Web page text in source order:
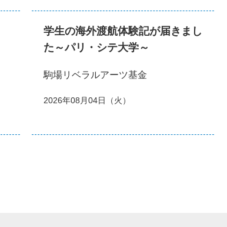
学生の海外渡航体験記が届きまし
た～パリ・シテ大学～
駒場リベラルアーツ基金
2026年08月04日（火）